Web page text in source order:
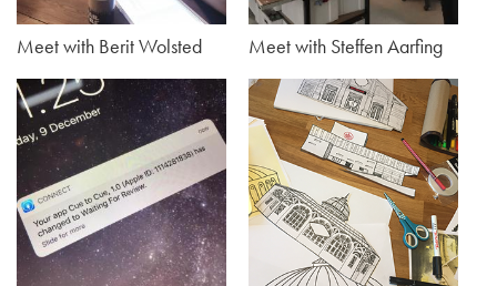
Meet with Berit Wolsted Meet with Steffen Aarfing